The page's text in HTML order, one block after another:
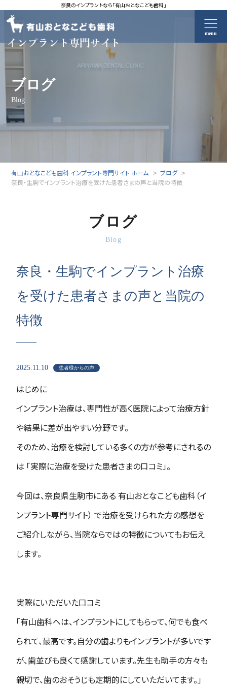
奈良のインプラントなら「有山おとなこども歯科」
menu
ブログ
Blog
有山おとなこども歯科 インプラント専門サイト ホーム
ブログ
奈良・生駒でインプラント治療を受けた患者さまの声と当院の特徴
ブログ
Blog
奈良・生駒でインプラント治療
を受けた患者さまの声と当院の
特徴
2025.11.10 患者様からの声
はじめに
インプラント治療は、専門性が高く医院によって治療方針
や結果に差が出やすい分野です。
そのため、治療を検討している多くの方が参考にされるの
は 「実際に治療を受けた患者さまの口コミ」。
今回は、奈良県生駒市にある 有山おとなこども歯科（イ
ンプラント専門サイト） で治療を受けられた方の感想を
ご紹介しながら、当院ならではの特徴についてもお伝え
します。
実際にいただいた口コミ
「有山歯科へは、インプラントにしてもらって、何でも食べ
られて、最高です。自分の歯よりもインプラントが多いです
が、歯並びも良くて感謝しています。先生も助手の方々も
親切で、歯のおそうじも定期的にしていただいてます。」